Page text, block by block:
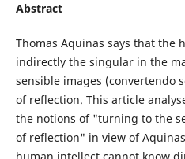
Abstract
Thomas Aquinas says that the
indirectly the singular in the
sensible images (convertendo
of reflection. This article
the notions of "turning to the
of reflection" in view of